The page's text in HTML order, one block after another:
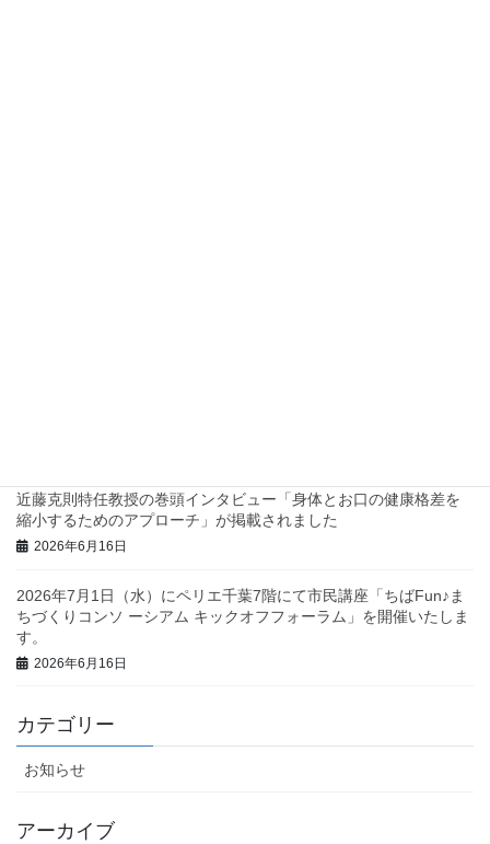
近藤克則特任教授の巻頭インタビュー「身体とお口の健康格差を
縮小するためのアプローチ」が掲載されました
2026年6月16日
2026年7月1日（水）にペリエ千葉7階にて市民講座「ちばFun♪ま
ちづくりコンソ ーシアム キックオフフォーラム」を開催いたしま
す。
2026年6月16日
カテゴリー
お知らせ
アーカイブ